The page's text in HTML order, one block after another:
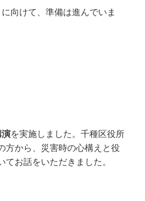
向けて、準備は進んでいま
演を実施しました。千種区役所
方から、災害時の心構えと役
お話をいただきました。